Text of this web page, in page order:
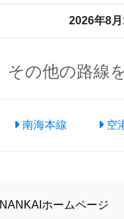
2026年8
その他の路線
南海本線 空
NANKAIホームページ